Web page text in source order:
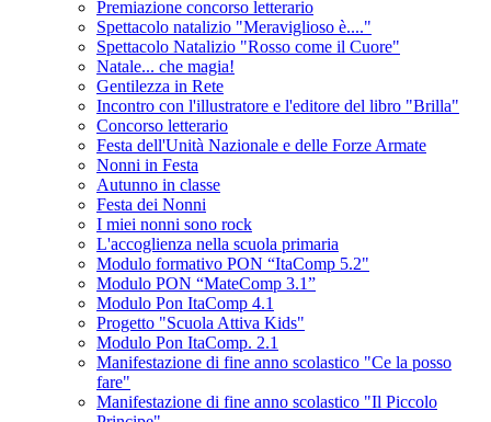
Premiazione concorso letterario
Spettacolo natalizio "Meraviglioso è...."
Spettacolo Natalizio "Rosso come il Cuore"
Natale... che magia!
Gentilezza in Rete
Incontro con l'illustratore e l'editore del libro "Brilla"
Concorso letterario
Festa dell'Unità Nazionale e delle Forze Armate
Nonni in Festa
Autunno in classe
Festa dei Nonni
I miei nonni sono rock
L'accoglienza nella scuola primaria
Modulo formativo PON “ItaComp 5.2"
Modulo PON “MateComp 3.1”
Modulo Pon ItaComp 4.1
Progetto "Scuola Attiva Kids"
Modulo Pon ItaComp. 2.1
Manifestazione di fine anno scolastico "Ce la posso
fare"
Manifestazione di fine anno scolastico "Il Piccolo